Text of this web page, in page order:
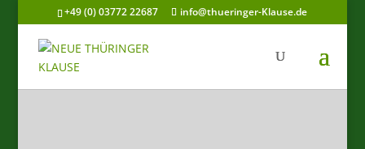
+49 (0) 03772 22687 info@thueringer-Klause.de